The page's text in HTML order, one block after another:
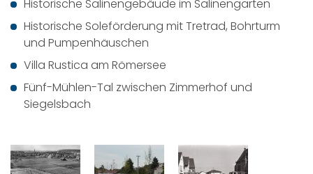
Historische Salinengebäude im Salinengarten
Historische Soleförderung mit Tretrad, Bohrturm
und Pumpenhäuschen
Villa Rustica am Römersee
Fünf-Mühlen-Tal zwischen Zimmerhof und
Siegelsbach